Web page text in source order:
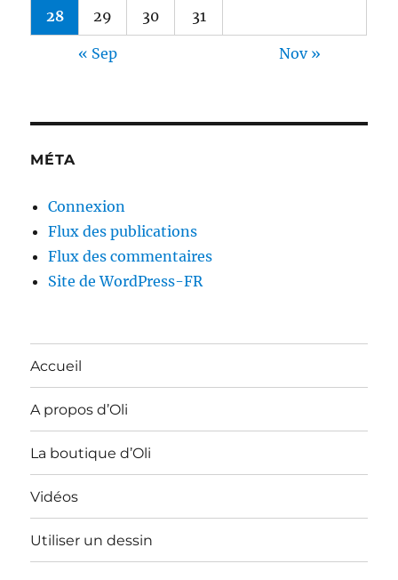
28 29 30 31
« Sep Nov »
MÉTA
Connexion
Flux des publications
Flux des commentaires
Site de WordPress-FR
Accueil
A propos d’Oli
La boutique d’Oli
Vidéos
Utiliser un dessin